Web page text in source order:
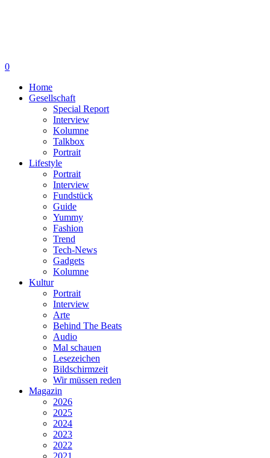
0
Home
Gesellschaft
Special Report
Interview
Kolumne
Talkbox
Portrait
Lifestyle
Portrait
Interview
Fundstück
Guide
Yummy
Fashion
Trend
Tech-News
Gadgets
Kolumne
Kultur
Portrait
Interview
Arte
Behind The Beats
Audio
Mal schauen
Lesezeichen
Bildschirmzeit
Wir müssen reden
Magazin
2026
2025
2024
2023
2022
2021